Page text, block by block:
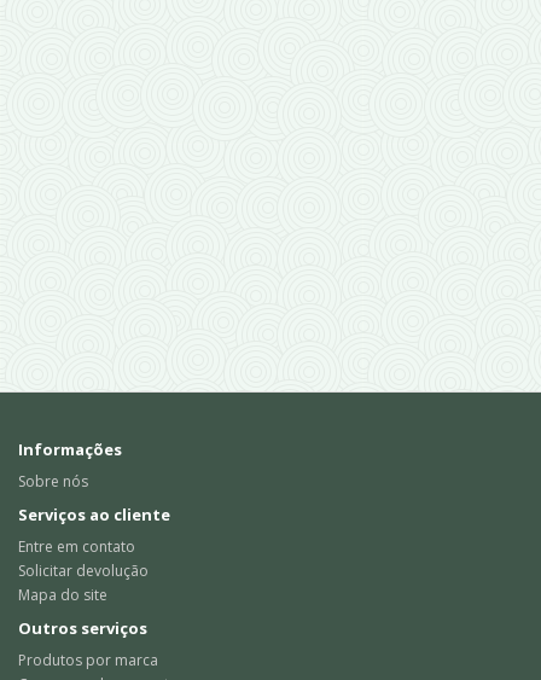
Informações
Sobre nós
Serviços ao cliente
Entre em contato
Solicitar devolução
Mapa do site
Outros serviços
Produtos por marca